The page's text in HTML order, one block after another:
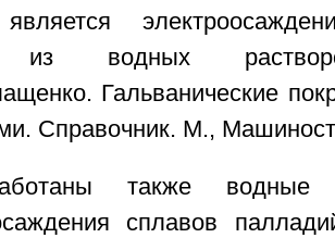
из водных
Гальванические
Справочник. М.,
также водные
сплавов